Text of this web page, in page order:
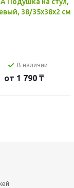
38/35x38x2 см
В наличии
от 1 790 ₸